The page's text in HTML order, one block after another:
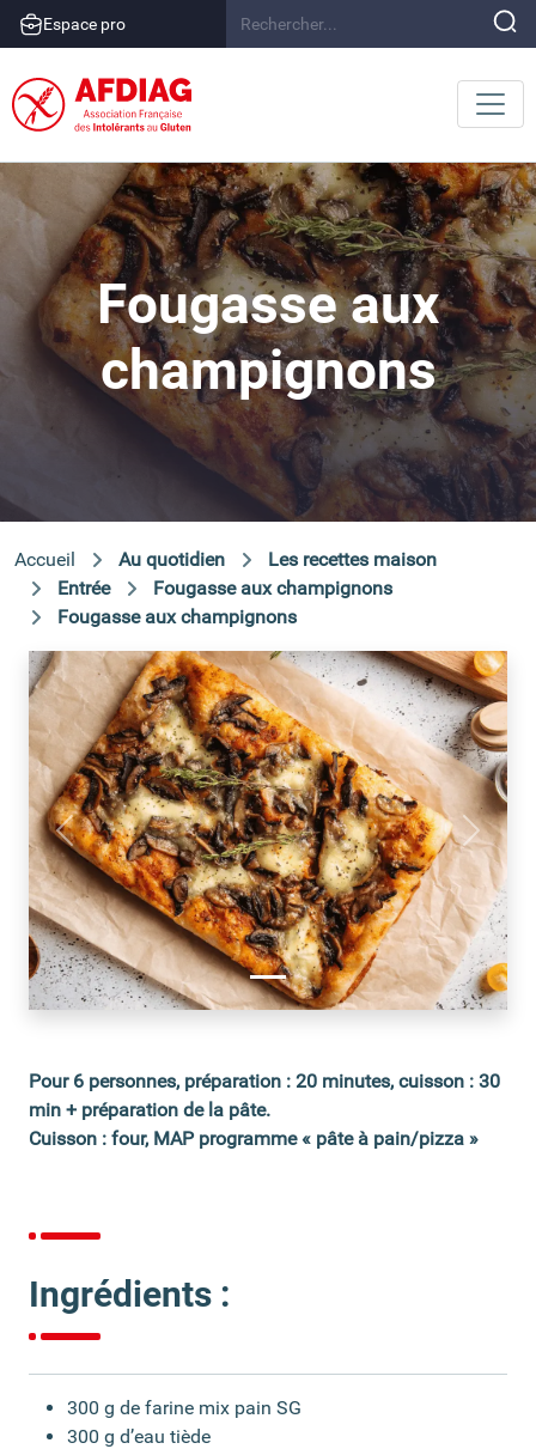
Espace pro
Fougasse aux
champignons
Accueil Au quotidien
Les recettes maison
Entrée
Fougasse aux champignons
Fougasse aux champignons
Précédent Suivant
Pour 6 personnes, préparation : 20 minutes, cuisson : 30
min + préparation de la pâte.
Cuisson : four, MAP programme « pâte à pain/pizza »
Ingrédients :
300 g de farine mix pain SG
300 g d’eau tiède